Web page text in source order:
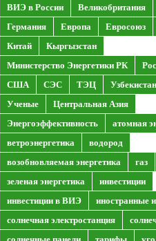
ВИЭ в России
Великобритания
Германия
Европа Евросоюз
Китай
Кыргызстан
Министерство Энергетики РК
США
СЭС ТЭЦ Узбекистан
Ученые
Центральная Азия
Энергоэффективность
атомная
ветроэнергетика
водород
возобновляемая энергетика
газ
зеленая энергетика
инвестиции
инвестиции в ВИЭ
иностранные
солнечная электростанция
солнечные панели
тарифы